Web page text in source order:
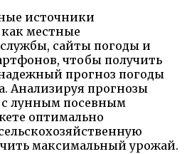
источники
местные
сайты погоды и
чтобы получить
прогноз погоды
Анализируя прогнозы
с лунным посевным
оптимально
максимальный урожай.